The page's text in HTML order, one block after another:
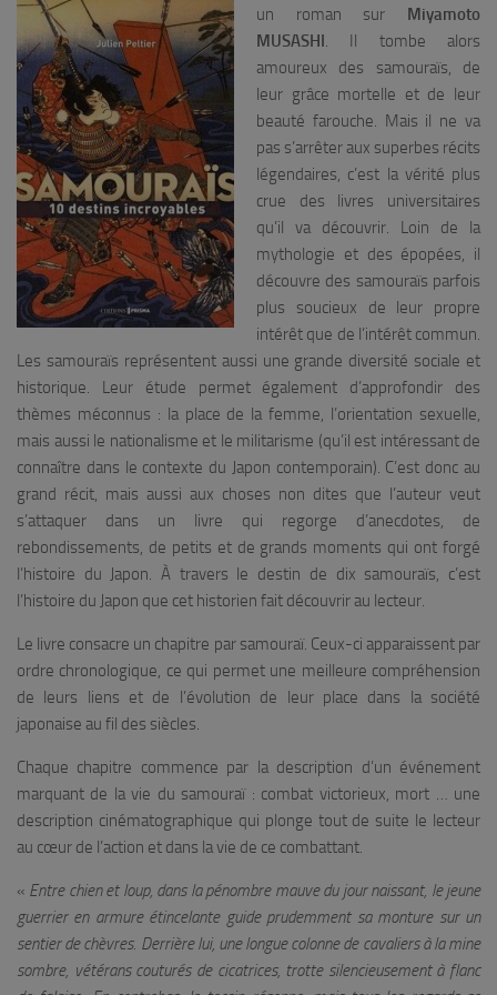
un roman sur Miyamoto
MUSASHI. Il tombe alors
amoureux des samouraïs, de
leur grâce mortelle et de leur
beauté farouche. Mais il ne va
pas s’arrêter aux superbes récits
légendaires, c’est la vérité plus
crue des livres universitaires
qu’il va découvrir. Loin de la
mythologie et des épopées, il
découvre des samouraïs parfois
plus soucieux de leur propre
intérêt que de l’intérêt commun.
Les samouraïs représentent aussi une grande diversité sociale et
historique. Leur étude permet également d’approfondir des
thèmes méconnus : la place de la femme, l’orientation sexuelle,
mais aussi le nationalisme et le militarisme (qu’il est intéressant de
connaître dans le contexte du Japon contemporain). C’est donc au
grand récit, mais aussi aux choses non dites que l’auteur veut
s’attaquer dans un livre qui regorge d’anecdotes, de
rebondissements, de petits et de grands moments qui ont forgé
l’histoire du Japon. À travers le destin de dix samouraïs, c’est
l’histoire du Japon que cet historien fait découvrir au lecteur.
Le livre consacre un chapitre par samouraï. Ceux-ci apparaissent par
ordre chronologique, ce qui permet une meilleure compréhension
de leurs liens et de l’évolution de leur place dans la société
japonaise au fil des siècles.
Chaque chapitre commence par la description d’un événement
marquant de la vie du samouraï : combat victorieux, mort … une
description cinématographique qui plonge tout de suite le lecteur
au cœur de l’action et dans la vie de ce combattant.
« Entre chien et loup, dans la pénombre mauve du jour naissant, le jeune
guerrier en armure étincelante guide prudemment sa monture sur un
sentier de chèvres. Derrière lui, une longue colonne de cavaliers à la mine
sombre, vétérans couturés de cicatrices, trotte silencieusement à flanc